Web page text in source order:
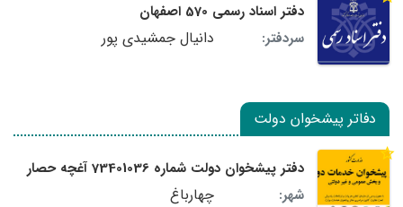
دفتر اسناد رسمی 570 اصفهان
سردفتر:
دانیال جمشیدی پور
دفاتر پیشخوان دولت
دفتر پیشخوان دولت شماره 73401036 آغچه حصار
شهر:
چهارباغ